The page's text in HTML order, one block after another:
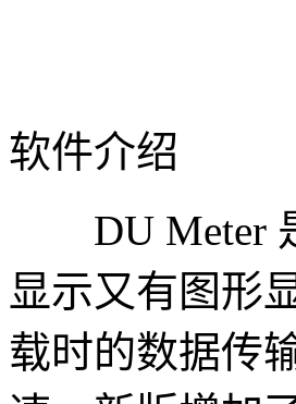
软件介绍
DU Meter 是
显示又有图形
载时的数据传